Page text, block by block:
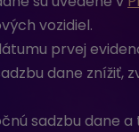
vozidiel.
prvej
dane znížiť,
sadzbu dane a